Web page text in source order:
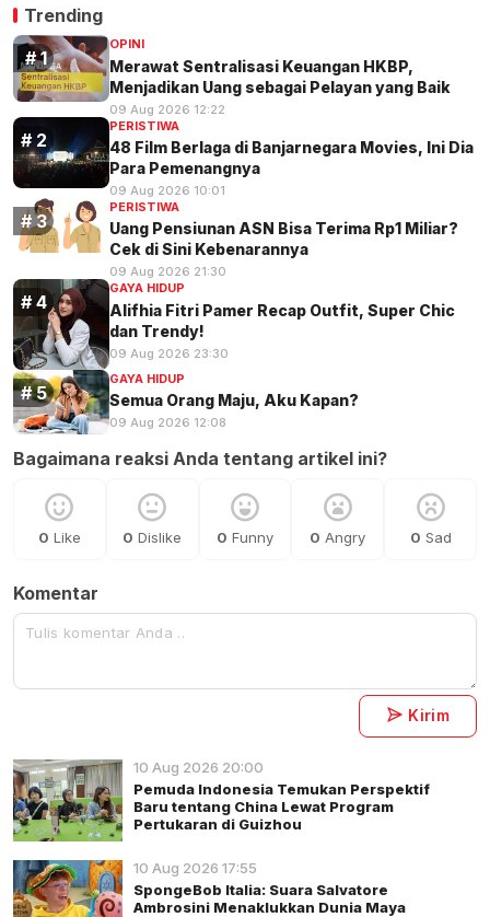
Trending
OPINI
Merawat Sentralisasi Keuangan HKBP,
Menjadikan Uang sebagai Pelayan yang Baik
09 Aug 2026 12:22
PERISTIWA
48 Film Berlaga di Banjarnegara Movies, Ini Dia
Para Pemenangnya
09 Aug 2026 10:01
PERISTIWA
Uang Pensiunan ASN Bisa Terima Rp1 Miliar?
Cek di Sini Kebenarannya
09 Aug 2026 21:30
GAYA HIDUP
Alifhia Fitri Pamer Recap Outfit, Super Chic
dan Trendy!
09 Aug 2026 23:30
GAYA HIDUP
Semua Orang Maju, Aku Kapan?
09 Aug 2026 12:08
Bagaimana reaksi Anda tentang artikel ini?
0 Like 0 Dislike 0 Funny 0 Angry 0 Sad
Komentar
Kirim
10 Aug 2026 20:00
Pemuda Indonesia Temukan Perspektif
Baru tentang China Lewat Program
Pertukaran di Guizhou
10 Aug 2026 17:55
SpongeBob Italia: Suara Salvatore
Ambrosini Menaklukkan Dunia Maya